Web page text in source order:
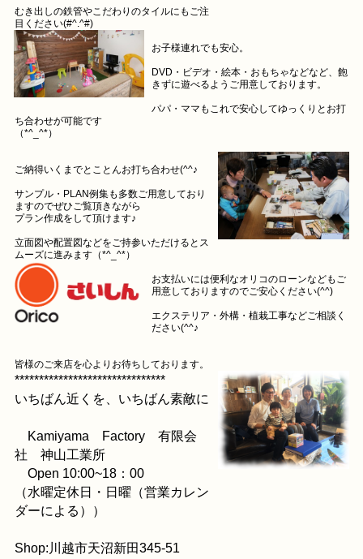
むき出しの鉄管やこだわりのタイルにもご注
目ください(#^.^#)
お子様連れでも安心。
DVD・ビデオ・絵本・おもちゃなどなど、飽
きずに遊べるようご用意しております。
パパ・ママもこれで安心してゆっくりとお打
ち合わせが可能です
（*^_^*）
ご納得いくまでとことんお打ち合わせ(^^♪
サンプル・PLAN例集も多数ご用意しており
ますのでぜひご覧頂きながら
プラン作成をして頂けます♪
立面図や配置図などをご持参いただけるとス
ムーズに進みます（*^_^*）
お支払いには便利なオリコのローンなどもご
用意しておりますのでご安心ください(^^)
エクステリア・外構・植栽工事などご相談く
ださい(^^♪
皆様のご来店を心よりお待ちしております。
*******************************
いちばん近くを、いちばん素敵に
Kamiyama Factory 有限会
社 神山工業所
Open 10:00~18：00
（水曜定休日・日曜（営業カレン
ダーによる））
Shop:川越市天沼新田345-51